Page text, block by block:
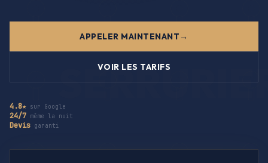
APPELER MAINTENANT
VOIR LES TARIFS
4.8★ sur Google
24/7 même la nuit
Devis garanti